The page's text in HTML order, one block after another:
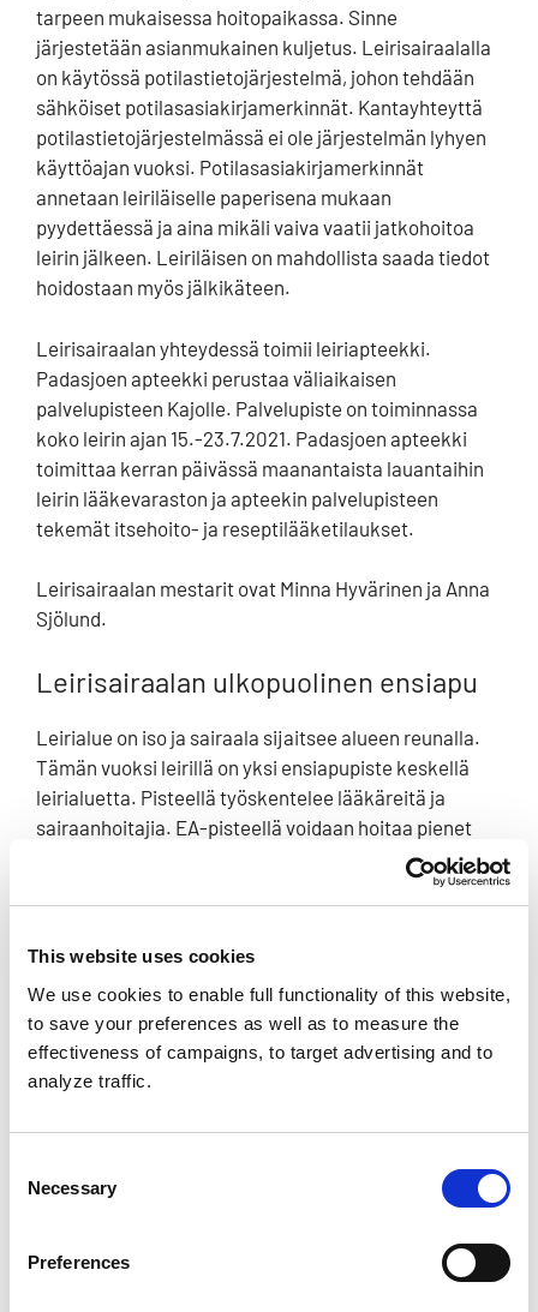
This website uses cookies
We use cookies to enable full functionality of this website,
to save your preferences as well as to measure the
effectiveness of campaigns, to target advertising and to
analyze traffic.
Selection
Necessary
Preferences
tarpeen mukaisessa hoitopaikassa. Sinne
järjestetään asianmukainen kuljetus. Leirisairaalalla
on käytössä potilastietojärjestelmä, johon tehdään
sähköiset potilasasiakirjamerkinnät. Kantayhteyttä
potilastietojärjestelmässä ei ole järjestelmän lyhyen
käyttöajan vuoksi. Potilasasiakirjamerkinnät
annetaan leiriläiselle paperisena mukaan
pyydettäessä ja aina mikäli vaiva vaatii jatkohoitoa
leirin jälkeen. Leiriläisen on mahdollista saada tiedot
hoidostaan myös jälkikäteen.
Leirisairaalan yhteydessä toimii leiriapteekki.
Padasjoen apteekki perustaa väliaikaisen
palvelupisteen Kajolle. Palvelupiste on toiminnassa
koko leirin ajan 15.-23.7.2021. Padasjoen apteekki
toimittaa kerran päivässä maanantaista lauantaihin
leirin lääkevaraston ja apteekin palvelupisteen
tekemät itsehoito- ja reseptilääketilaukset.
Leirisairaalan mestarit ovat Minna Hyvärinen ja Anna
Sjölund.
Leirisairaalan ulkopuolinen ensiapu
Leirialue on iso ja sairaala sijaitsee alueen reunalla.
Tämän vuoksi leirillä on yksi ensiapupiste keskellä
leirialuetta. Pisteellä työskentelee lääkäreitä ja
sairaanhoitajia. EA-pisteellä voidaan hoitaa pienet
vaivat ja tarpeen mukaan ohjataan leiriläinen
leirisairaalaan. Lisäksi leirillä toimii kiertävä ensiapu,
auttaa ja opastaa leiriläisiä sekä ohjaa tarvittaessa
Leirialueella on kaksi ambulanssia, joissa
työskentelee ensihoitajat. Ensihoito vastaa akuutisti
sairaan potilaan ensiarviosta ja kuljettaa potilaita
leirialueella.
Henkisen turvallisuuden organisaatio on uusi